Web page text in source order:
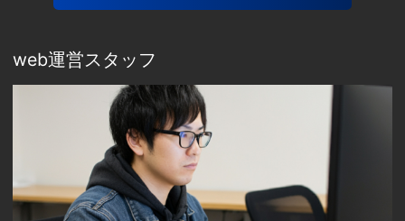
web運営スタッフ